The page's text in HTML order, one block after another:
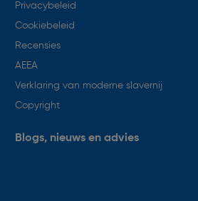
Privacybeleid
Cookiebeleid
Recensies
AEEA
Verklaring van moderne slavernij
Copyright
Blogs, nieuws en advies